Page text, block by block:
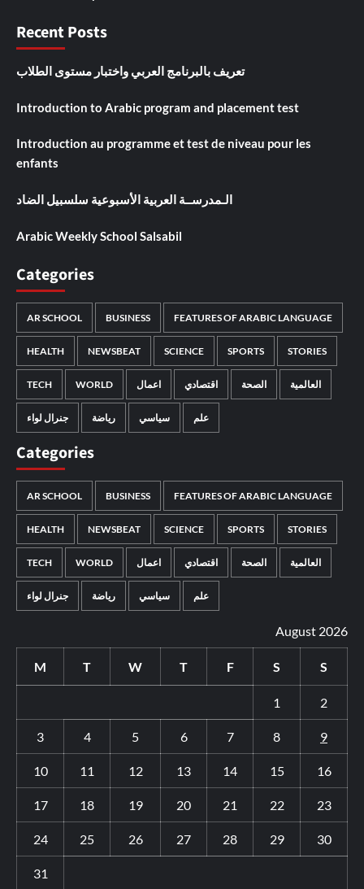
Recent Posts
تعريف بالبرنامج العربي واختبار مستوى الطلاب
Introduction to Arabic program and placement test
Introduction au programme et test de niveau pour les
enfants
الـمدرســة العربية الأسبوعية سلسبيل الضاد
Arabic Weekly School Salsabil
Categories
AR SCHOOL BUSINESS FEATURES OF ARABIC LANGUAGE
HEALTH NEWSBEAT SCIENCE SPORTS STORIES
TECH WORLD اعمال اقتصادي الصحة العالمية
جنرال لواء رياضة سياسي علم
Categories
AR SCHOOL BUSINESS FEATURES OF ARABIC LANGUAGE
HEALTH NEWSBEAT SCIENCE SPORTS STORIES
TECH WORLD اعمال اقتصادي الصحة العالمية
جنرال لواء رياضة سياسي علم
August 2026
M T W T F S S
1 2
3 4 5 6 7 8 9
10 11 12 13 14 15 16
17 18 19 20 21 22 23
24 25 26 27 28 29 30
31